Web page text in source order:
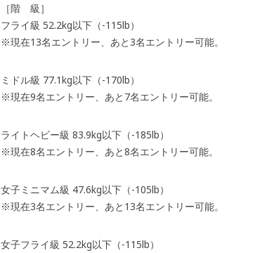
［階 級］
フライ級 52.2kg以下（-115lb）
※現在13名エントリー、あと3名エントリー可能。
ミドル級 77.1kg以下（-170lb）
※現在9名エントリー、あと7名エントリー可能。
ライトヘビー級 83.9kg以下（-185lb）
※現在8名エントリー、あと8名エントリー可能。
女子ミニマム級 47.6kg以下（-105lb）
※現在3名エントリー、あと13名エントリー可能。
女子フライ級 52.2kg以下（-115lb）